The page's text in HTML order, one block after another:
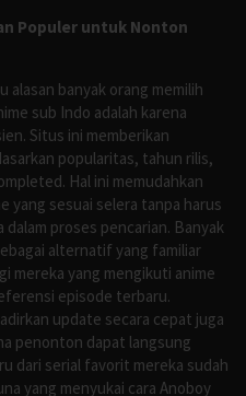
Populer untuk Nonton
alasan banyak orang memilih
sub Indo adalah karena
Situs ini memberikan
popularitas, tahun rilis,
Hal ini memudahkan
yang sesuai selera tanpa harus
proses pencarian. Banyak
alternatif yang familiar
mereka yang mengikuti anime
episode terbaru.
update secara cepat juga
penonton dapat langsung
dari serial favorit mereka sudah
yang menyukai cara Anoboy